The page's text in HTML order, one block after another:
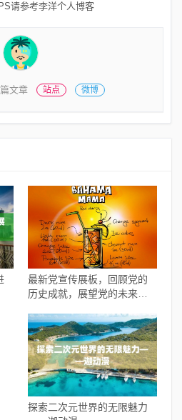
请参考李洋个人博客
文章 站点 微博
最新党宣传展板，回顾党的
历史成就，展望党的未来发
探索二次元世界的无限魅力